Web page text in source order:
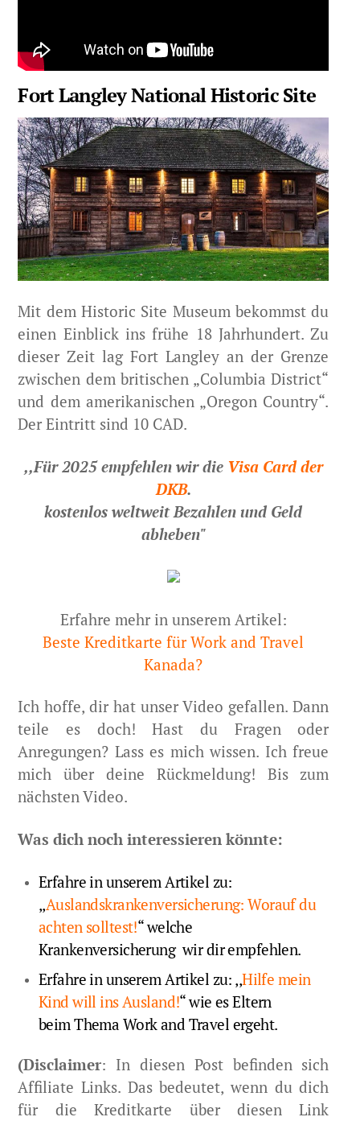
Fort Langley National Historic Site
Mit dem Historic Site Museum bekommst du
einen Einblick ins frühe 18 Jahrhundert. Zu
dieser Zeit lag Fort Langley an der Grenze
zwischen dem britischen „Columbia District“
und dem amerikanischen „Oregon Country“.
Der Eintritt sind 10 CAD.
,,Für 2025 empfehlen wir die Visa Card der
DKB.
kostenlos weltweit Bezahlen und Geld
abheben"
Erfahre mehr in unserem Artikel:
Beste Kreditkarte für Work and Travel
Kanada?
Ich hoffe, dir hat unser Video gefallen. Dann
teile es doch! Hast du Fragen oder
Anregungen? Lass es mich wissen. Ich freue
mich über deine Rückmeldung! Bis zum
nächsten Video.
Was dich noch interessieren könnte:
Erfahre in unserem Artikel zu:
,,Auslandskrankenversicherung: Worauf du
achten solltest!“ welche
Krankenversicherung wir dir empfehlen.
Erfahre in unserem Artikel zu: ,,Hilfe mein
Kind will ins Ausland!“ wie es Eltern
beim Thema Work and Travel ergeht.
(Disclaimer: In diesen Post befinden sich
Affiliate Links. Das bedeutet, wenn du dich
für die Kreditkarte über diesen Link